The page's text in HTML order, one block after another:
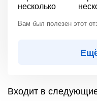
Вам был полезен этот
Входит в